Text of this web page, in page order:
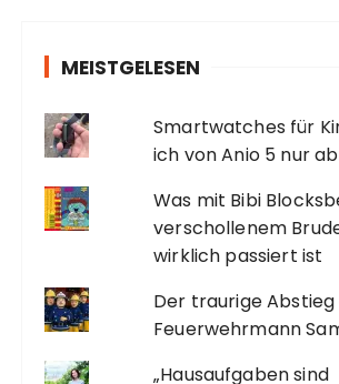
MEISTGELESEN
Smartwatches für
ich von Anio 5 nur
Was mit Bibi
verschollenem
wirklich passiert ist
Der traurige Abstieg
Feuerwehrmann
„Hausaufgaben sind